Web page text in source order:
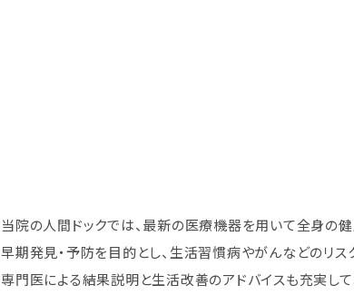
当院の人間ドックでは、最新の医療機器を用いて全身の健
早期発見・予防を目的とし、生活習慣病やがんなどのリス
専門医による結果説明と生活改善のアドバイスも充実し